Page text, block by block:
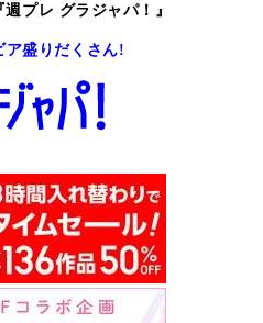
プレ グラジャパ！』
ア盛りだくさん!